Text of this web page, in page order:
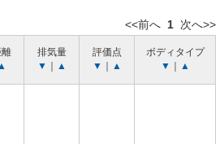
<<前へ 1 次へ>>
排気量
▼
▲
評価点
▼
▲
ボディタイプ
▼
▲